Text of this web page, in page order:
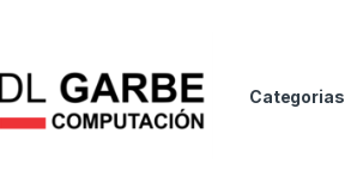
Categorias